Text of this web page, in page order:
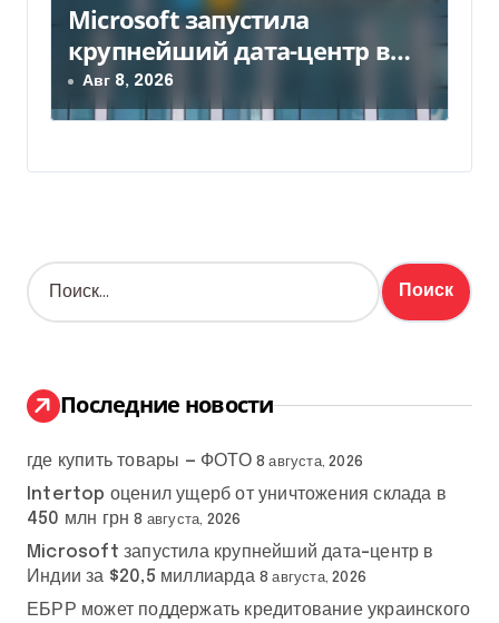
Microsoft запустила
крупнейший дата-центр в
Индии за $20,5 миллиарда
Авг 8, 2026
Н
а
:
Последние новости
где купить товары — ФОТО 8 августа, 2026
Intertop оценил ущерб от уничтожения склада в
450 млн грн 8 августа, 2026
Microsoft запустила крупнейший дата-центр в
Индии за $20,5 миллиарда 8 августа, 2026
ЕБРР может поддержать кредитование украинского